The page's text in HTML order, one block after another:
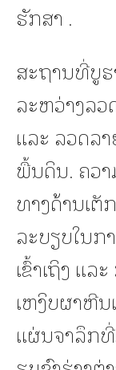
ຮັກສາ .
ສະຖານທີ່ບູ
ລະຫວ່າງລວ
ແລະ ລວດລ
ພື້ນດິນ. ຄວ
ທາງດ້ານເຕັ
ລະບຽບໃນ
ເຂົ້າເຖິງ ແ
ເຫງິບຜາຫີ
ແຜ່ນຈາລຶກ